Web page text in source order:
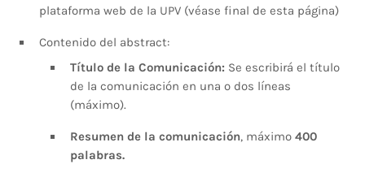
plataforma web de la UPV (véase final de esta página)
Contenido del abstract:
Título de la Comunicación: Se escribirá el título
de la comunicación en una o dos líneas
(máximo).
Resumen de la comunicación, máximo 400
palabras.